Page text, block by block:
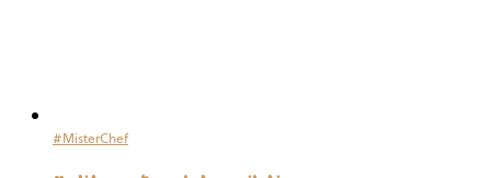
#MisterChef